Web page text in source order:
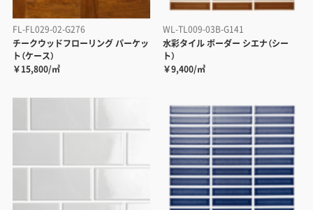
FL-FL029-02-G276
チークウッドフローリング パーケッ
ト（ケース）
￥15,800/㎡
WL-TL009-03B-G141
水彩タイル ボーダー シエナ（シー
ト）
￥9,400/㎡